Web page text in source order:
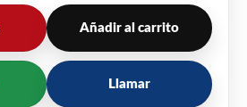
Añadir al carrito
Llamar